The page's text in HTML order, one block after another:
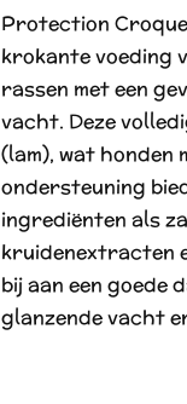
Protection
krokante voeding
rassen met een
vacht. Deze
(lam), wat honden
ondersteuning
ingrediënten als
kruidenextracten
bij aan een goede
glanzende vacht